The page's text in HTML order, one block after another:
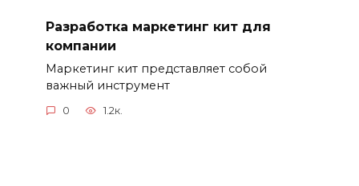
Разработка маркетинг кит для
компании
Маркетинг кит представляет собой
важный инструмент
0 1.2к.